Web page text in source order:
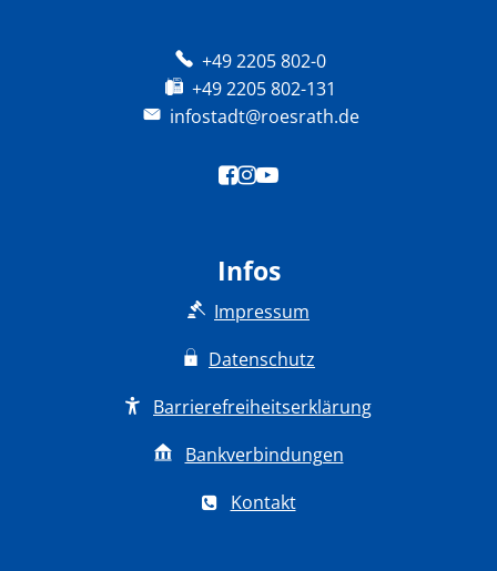
+49 2205 802-0
+49 2205 802-131
infostadt@roesrath.de
Infos
Impressum
Datenschutz
Barrierefreiheitserklärung
Bankverbindungen
Kontakt